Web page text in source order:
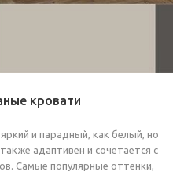
кровати
и парадный, как белый, но
адаптивен и сочетается с
Самые популярные оттенки,